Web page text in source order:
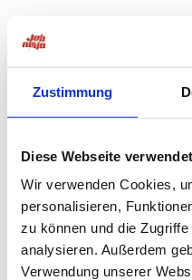
Zustimmung
Diese Webseite
Wir verwenden Cookies,
personalisieren,
zu können und die
analysieren. Außerdem
Verwendung unserer